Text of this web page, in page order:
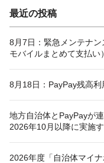
最近の投稿
8月7日：緊急メンテナ
モバイルまとめて支払い
8月18日：PayPay残高
地方自治体とPayPayが
2026年10月以降に実施
2026年度「自治体マイ